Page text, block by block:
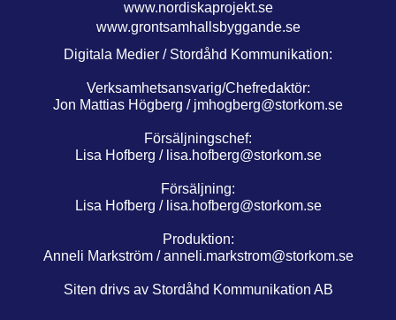
www.nordiskaprojekt.se
www.grontsamhallsbyggande.se
Digitala Medier / Stordåhd Kommunikation:
Verksamhetsansvarig/Chefredaktör:
Jon Mattias Högberg / jmhogberg@storkom.se
Försäljningschef:
Lisa Hofberg / lisa.hofberg@storkom.se
Försäljning:
Lisa Hofberg / lisa.hofberg@storkom.se
Produktion:
Anneli Markström /anneli.markstrom@storkom.se
Siten drivs av Stordåhd Kommunikation AB